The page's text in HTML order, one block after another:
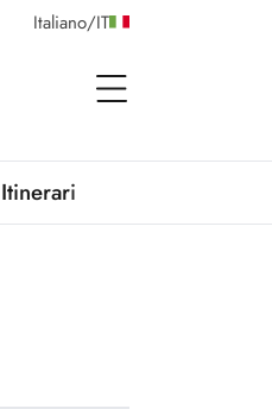
Italiano/IT
open Menu
Itinerari